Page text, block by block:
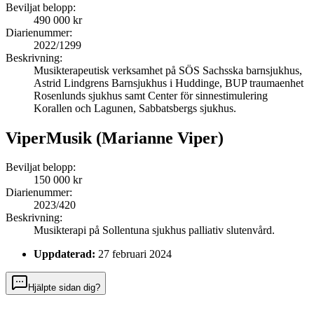
Beviljat belopp:
490 000 kr
Diarienummer:
2022/1299
Beskrivning:
Musikterapeutisk verksamhet på SÖS Sachsska barnsjukhus,
Astrid Lindgrens Barnsjukhus i Huddinge, BUP traumaenhet
Rosenlunds sjukhus samt Center för sinnestimulering
Korallen och Lagunen, Sabbatsbergs sjukhus.
ViperMusik (Marianne Viper)
Beviljat belopp:
150 000 kr
Diarienummer:
2023/420
Beskrivning:
Musikterapi på Sollentuna sjukhus palliativ slutenvård.
Uppdaterad: 27 februari 2024
Hjälpte sidan dig?